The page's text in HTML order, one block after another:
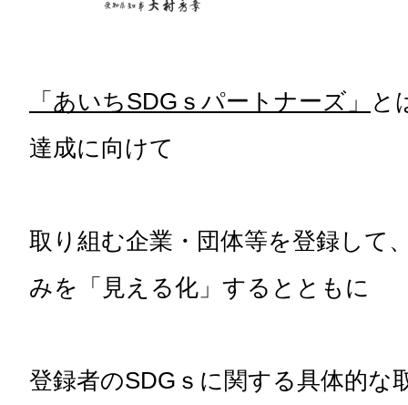
「あいちSDGｓパートナーズ」
と
達成に向けて
取り組む企業・団体等を登録して
みを「見える化」するとともに
登録者のSDGｓに関する具体的な